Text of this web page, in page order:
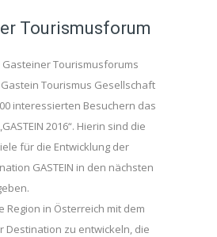
Tourismusforum
Gasteiner Tourismusforums
Tourismus Gesellschaft
interessierten Besuchern das
2016“. Hierin sind die
für die Entwicklung der
GASTEIN in den nächsten
Region in Österreich mit dem
Destination zu entwickeln, die